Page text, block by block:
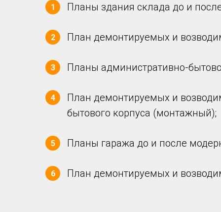
1 Планы здания склада до и
2 План демонтируемых и
3 Планы административно-
4
План демонтируемых и
бытового корпуса (монтажный);
5 Планы гаража до и после
6 План демонтируемых и